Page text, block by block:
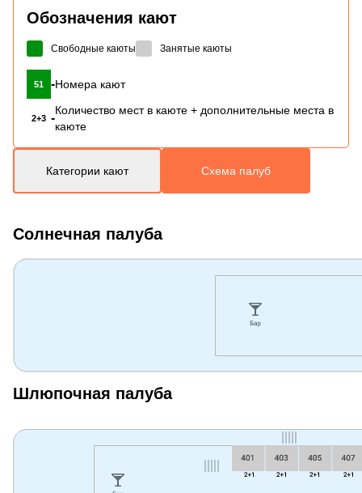
Обозначения кают
Свободные каюты Занятые каюты
51 -Номера кают
2+3 -
Количество мест в каюте + дополнительные места в
каюте
Категории кают Схема палуб
Солнечная палуба
Шлюпочная палуба